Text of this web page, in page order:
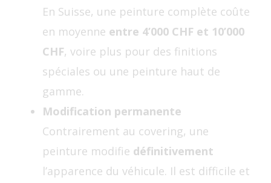
En Suisse, une peinture complète coûte
en moyenne entre 4’000 CHF et 10’000
CHF, voire plus pour des finitions
spéciales ou une peinture haut de
gamme.
Modification permanente
Contrairement au covering, une
peinture modifie définitivement
l’apparence du véhicule. Il est difficile et